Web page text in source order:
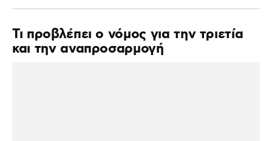
Τι προβλέπει ο νόμος για την τριετία
και την αναπροσαρμογή